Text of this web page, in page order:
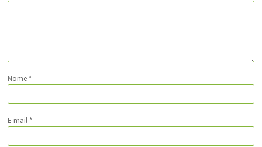
Nome *
E-mail *